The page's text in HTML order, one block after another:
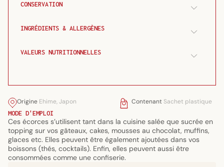
CONSERVATION
INGRÉDIENTS & ALLERGÈNES
VALEURS NUTRITIONNELLES
Origine Ehime, Japon Contenant Sachet plastique
MODE D'EMPLOI
Ces écorces s’utilisent tant dans la cuisine salée que sucrée en
topping sur vos gâteaux, cakes, mousses au chocolat, muffins,
glaces etc. Elles peuvent être également ajoutées dans vos
boissons (thés, cocktails). Enfin, elles peuvent aussi être
consommées comme une confiserie.